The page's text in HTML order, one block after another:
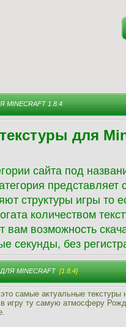
1.8.4
для
сайта под
представляет
структуры игры то
количеством
вам возможность
секунды, без
MINECRAFT [1.8.4]
самые актуальные
игру ту самую атмосферу